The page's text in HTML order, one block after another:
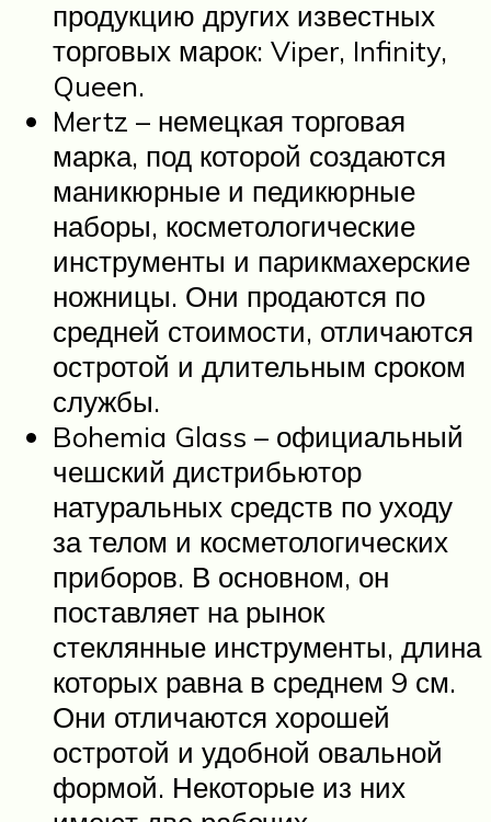
продукцию других известных
торговых марок: Viper, Infinity,
Queen.
Mertz – немецкая торговая
марка, под которой создаются
маникюрные и педикюрные
наборы, косметологические
инструменты и парикмахерские
ножницы. Они продаются по
средней стоимости, отличаются
остротой и длительным сроком
службы.
Bohemia Glass – официальный
чешский дистрибьютор
натуральных средств по уходу
за телом и косметологических
приборов. В основном, он
поставляет на рынок
стеклянные инструменты, длина
которых равна в среднем 9 см.
Они отличаются хорошей
остротой и удобной овальной
формой. Некоторые из них